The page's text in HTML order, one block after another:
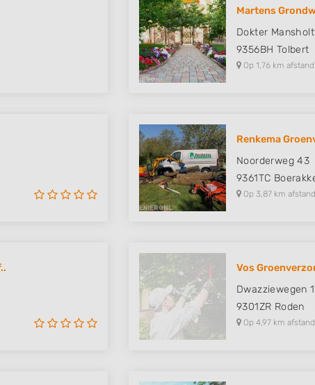
Martens
Dokter
9356BH Tolbert
Op 1,76 km afstand
Renkema
Noorderweg 43
9361TC
Op 3,87 km afstand
Vos
Dwazziewegen
9301ZR Roden
Op 4,97 km afstand